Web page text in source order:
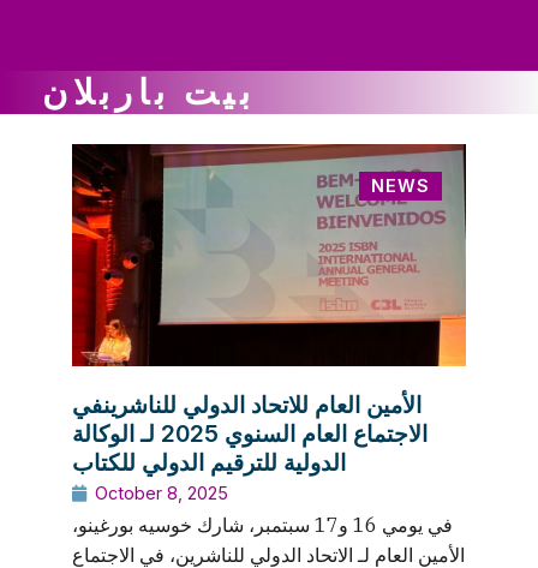
بيت باربلان
NEWS
الأمين العام للاتحاد الدولي للناشرينفي
الاجتماع العام السنوي 2025 لـ الوكالة
الدولية للترقيم الدولي للكتاب
October 8, 2025
في يومي 16 و17 سبتمبر، شارك خوسيه بورغينو،
الأمين العام لـ الاتحاد الدولي للناشرين، في الاجتماع